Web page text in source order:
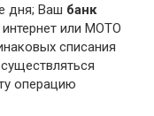
дня; Ваш банк
или MOTO
списания
операцию